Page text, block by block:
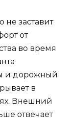
не заставит
от
во время
и дорожный
в
Внешний
отвечает